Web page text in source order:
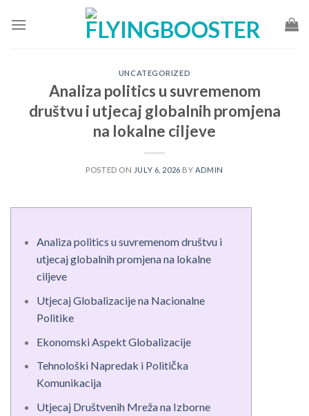
UNCATEGORIZED
Analiza politics u suvremenom
društvu i utjecaj globalnih promjena
na lokalne ciljeve
POSTED ON JULY 6, 2026 BY ADMIN
Analiza politics u suvremenom društvu i
utjecaj globalnih promjena na lokalne
ciljeve
Utjecaj Globalizacije na Nacionalne
Politike
Ekonomski Aspekt Globalizacije
Tehnološki Napredak i Politička
Komunikacija
Utjecaj Društvenih Mreža na Izborne